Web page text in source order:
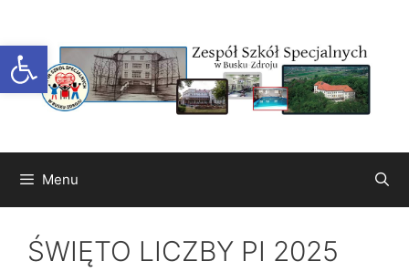
Otwórz pasek narzędzi
treści
Menu
ŚWIĘTO LICZBY PI 2025